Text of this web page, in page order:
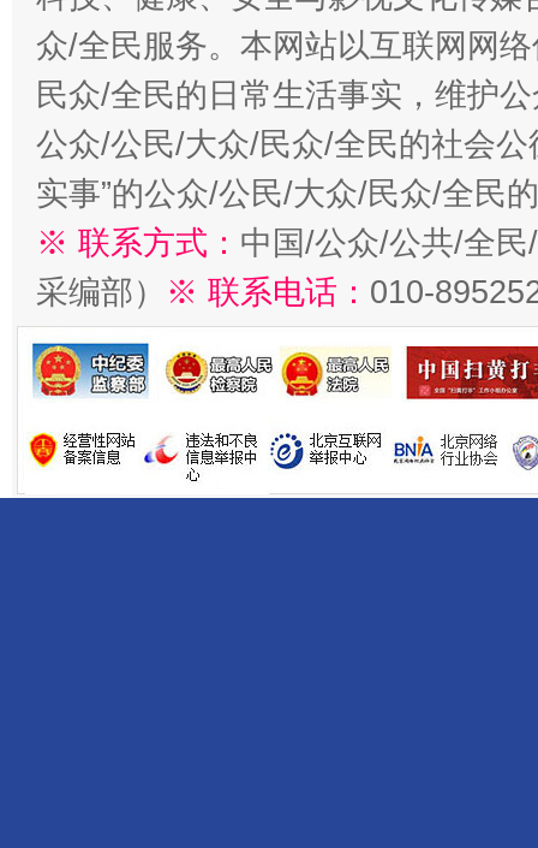
众/全民服务。本网站以互联网网
民众/全民的日常生活事实，维护
公众/公民/大众/民众/全民的社会公
实事”的公众/公民/大众/民众/全民
※ 联系方式： 中国/公众/公共/全
采编部） ※ 联系电话： 010-